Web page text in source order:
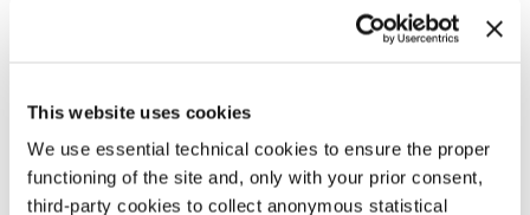
This website uses cookies
We use essential technical cookies to ensure the proper
functioning of the site and, only with your prior consent,
third-party cookies to collect anonymous statistical
Commissione:
Asia TOPA, Arts Centre Melbourne Esplanade - Theatres
on the Bay Perth Festival